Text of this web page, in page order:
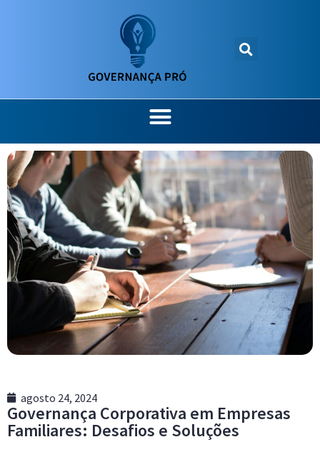
agosto 24, 2024
Governança Corporativa em Empresas
Familiares: Desafios e Soluções